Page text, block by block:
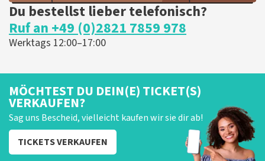
Du bestellst lieber telefonisch?
Ruf an +49 (0)2821 7859 978
Werktags 12:00–17:00
MÖCHTEST DU DEIN(E) TICKET(S)
VERKAUFEN?
Sag uns Bescheid, vielleicht kaufen wir sie dir ab!
TICKETS VERKAUFEN